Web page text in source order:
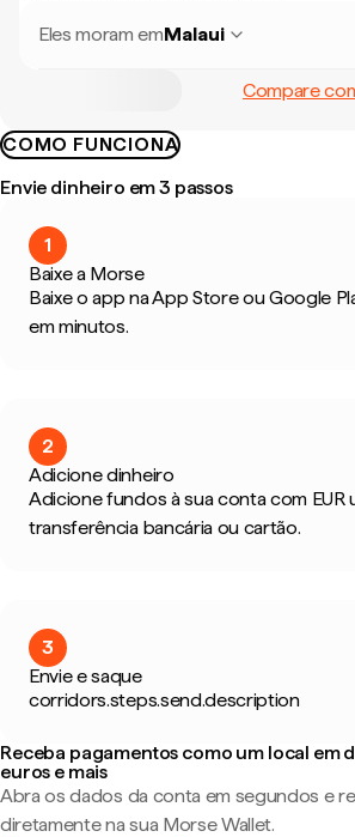
Eles moram emMalaui
Compare
COMO FUNCIONA
Envie dinheiro em 3 passos
1
Baixe a Morse
Baixe o app na App Store ou Google
em minutos.
2
Adicione dinheiro
Adicione fundos à sua conta com EUR
transferência bancária ou cartão.
3
Envie e saque
corridors.steps.send.description
Receba pagamentos como um local em
euros e mais
Abra os dados da conta em segundos e
diretamente na sua Morse Wallet.